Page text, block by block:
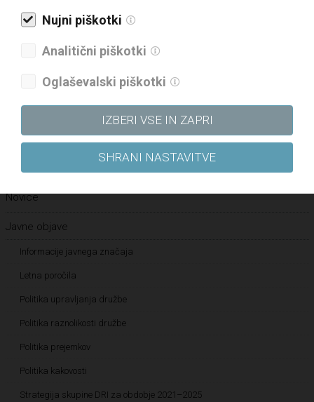
Pisne prijavez življenjepisom in ustreznimi dokazili pošljite
NAZAJ
Za medije
Novice
Javne objave
Informacije javnega značaja
Letna poročila
Politika upravljanja družbe
Politika raznolikosti družbe
Politika prejemkov
Politika kakovosti
Strategija skupine DRI za obdobje 2021–2025
Nujni piškotki
Analitični piškotki
Oglaševalski piškotki
IZBERI VSE IN ZAPRI
SHRANI NASTAVITVE